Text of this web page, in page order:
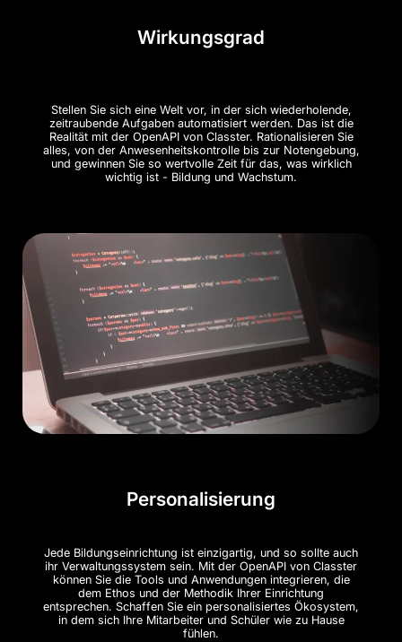
Wirkungsgrad
Stellen Sie sich eine Welt vor, in der sich wiederholende,
zeitraubende Aufgaben automatisiert werden. Das ist die
Realität mit der OpenAPI von Classter. Rationalisieren Sie
alles, von der Anwesenheitskontrolle bis zur Notengebung,
und gewinnen Sie so wertvolle Zeit für das, was wirklich
wichtig ist - Bildung und Wachstum.
Personalisierung
Jede Bildungseinrichtung ist einzigartig, und so sollte auch
ihr Verwaltungssystem sein. Mit der OpenAPI von Classter
können Sie die Tools und Anwendungen integrieren, die
dem Ethos und der Methodik Ihrer Einrichtung
entsprechen. Schaffen Sie ein personalisiertes Ökosystem,
in dem sich Ihre Mitarbeiter und Schüler wie zu Hause
fühlen.